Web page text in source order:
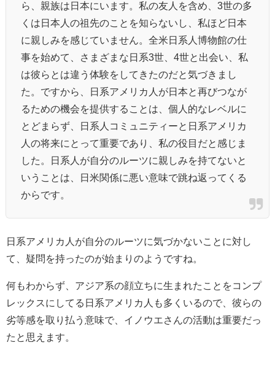
ら、親族は日本にいます。私の友人を含め、3世の多
くは日本人の祖先のことを知らないし、私ほど日本
に親しみを感じていません。全米日系人博物館の仕
事を始めて、さまざまな日系3世、4世と出会い、私
は彼らとは違う体験をしてきたのだと気づきまし
た。ですから、日系アメリカ人が日本と再びつなが
るための機会を提供することは、個人的なレベルに
とどまらず、日系人コミュニティーと日系アメリカ
人の将来にとって重要であり、私の役目だと感じま
した。日系人が自分のルーツに親しみを持てないと
いうことは、日米関係に悪い意味で跳ね返ってくる
からです。
日系アメリカ人が自分のルーツに気づかないことに対し
て、疑問を持ったのが始まりのようですね。
何もわからず、アジア系の顔立ちに生まれたことをコンプ
レックスにしてる日系アメリカ人も多くいるので、彼らの
劣等感を取り払う意味で、イノウエさんの活動は重要だっ
たと思えます。